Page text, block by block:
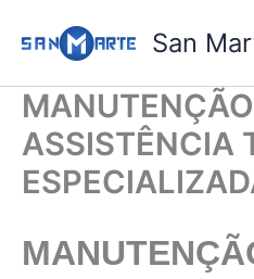
para
conteúdo
San
ASSISTÊNCIA